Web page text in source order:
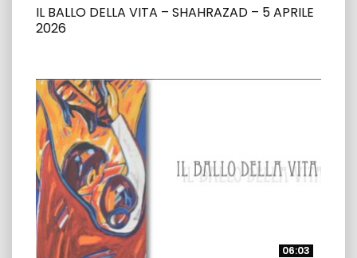
IL BALLO DELLA VITA – SHAHRAZAD – 5 APRILE
2026
06:03
06:03